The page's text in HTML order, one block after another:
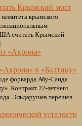
Крымский мост
комитета крымского
считать Крымский
в «Балтику»
форварда Абу‑Саида
Контракт 22‑летнего
Эльдарушев перешел